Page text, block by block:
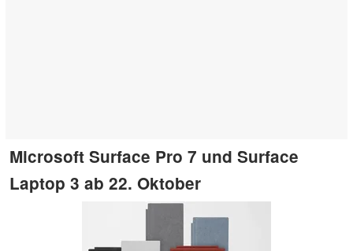
Microsoft Surface Pro 7 und Surface
Laptop 3 ab 22. Oktober